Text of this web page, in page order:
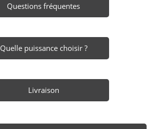
Questions fréquentes
Quelle puissance choisir ?
Livraison